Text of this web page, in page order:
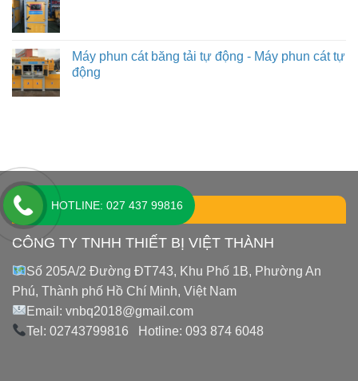
Máy phun cát băng tải tự động - Máy phun cát tự
động
LIÊN HỆ
CÔNG TY TNHH THIẾT BỊ VIỆT THÀNH
Số 205A/2 Đường ĐT743, Khu Phố 1B, Phường An
Phú, Thành phố Hồ Chí Minh, Việt Nam
Email: vnbq2018@gmail.com
Tel: 02743799816 Hotline: 093 874 6048
HOTLINE: 027 437 99816